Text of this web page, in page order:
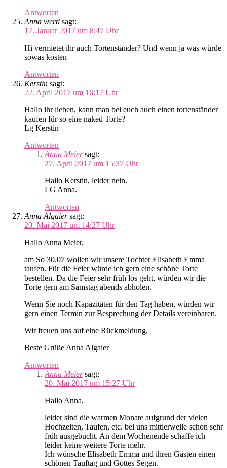
Antworten
Anna werti sagt:
17. Januar 2017 um 8:47 Uhr
Hi vermietet ihr auch Tortenständer? Und wenn ja was würde
sowas kosten
Antworten
Kerstin sagt:
22. April 2017 um 16:17 Uhr
Hallo ihr lieben, kann man bei euch auch einen tortenständer
kaufen für so eine naked Torte?
Lg Kerstin
Antworten
Anna Meier sagt:
27. April 2017 um 15:37 Uhr
Hallo Kerstin, leider nein.
LG Anna.
Antworten
Anna Algaier sagt:
20. Mai 2017 um 14:27 Uhr
Hallo Anna Meier,
am So 30.07 wollen wir unsere Tochter Elisabeth Emma
taufen. Für die Feier würde ich gern eine schöne Torte
bestellen. Da die Feier sehr früh los geht, würden wir die
Torte gern am Samstag abends abholen.
Wenn Sie noch Kapazitäten für den Tag haben, würden wir
gern einen Termin zur Besprechung der Details vereinbaren.
Wir freuen uns auf eine Rückmeldung,
Beste Grüße Anna Algaier
Antworten
Anna Meier sagt:
20. Mai 2017 um 15:27 Uhr
Hallo Anna,
leider sind die warmen Monate aufgrund der vielen
Hochzeiten, Taufen, etc. bei uns mittlerweile schon sehr
früh ausgebucht. An dem Wochenende schaffe ich
leider keine weitere Torte mehr.
Ich wünsche Elisabeth Emma und ihren Gästen einen
schönen Tauftag und Gottes Segen.